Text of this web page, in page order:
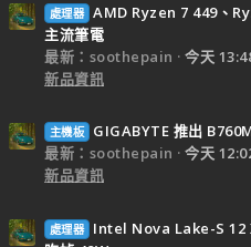
處理器 AMD Ryzen 7 449、
主流筆電
最新：soothepain
今天
新品資訊
主機板
GIGABYTE 推出
最新：soothepain
今天
新品資訊
處理器
Intel Nova Lake-S 12